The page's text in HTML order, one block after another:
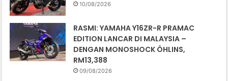
10/08/2026
RASMI: YAMAHA Y16ZR-R PRAMAC
EDITION LANCAR DI MALAYSIA –
DENGAN MONOSHOCK ÖHLINS,
RM13,388
09/08/2026